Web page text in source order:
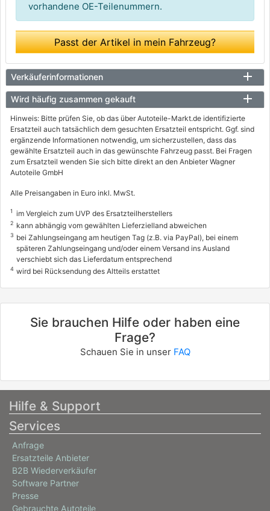
vorhandene OE-Teilenummern.
Passt der Artikel in mein Fahrzeug?
Verkäuferinformationen
Wird häufig zusammen gekauft
Hinweis: Bitte prüfen Sie, ob das über Autoteile-Markt.de identifizierte
Ersatzteil auch tatsächlich dem gesuchten Ersatzteil entspricht. Ggf. sind
ergänzende Informationen notwendig, um sicherzustellen, dass das
gewählte Ersatzteil auch in das gewünschte Fahrzeug passt. Bei Fragen
zum Ersatzteil wenden Sie sich bitte direkt an den Anbieter Wagner
Autoteile GmbH
Alle Preisangaben in Euro inkl. MwSt.
1 im Vergleich zum UVP des Ersatzteilherstellers
2 kann abhängig vom gewählten Lieferzielland abweichen
3 bei Zahlungseingang am heutigen Tag (z.B. via PayPal), bei einem
späteren Zahlungseingang und/oder einem Versand ins Ausland
verschiebt sich das Lieferdatum entsprechend
4 wird bei Rücksendung des Altteils erstattet
Sie brauchen Hilfe oder haben eine
Frage?
Schauen Sie in unser FAQ
Hilfe & Support
Services
Anfrage
Ersatzteile Anbieter
B2B Wiederverkäufer
Software Partner
Presse
Gebrauchte Autoteile